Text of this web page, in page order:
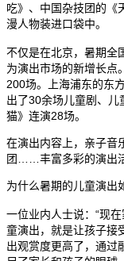
吃》、中国杂技团的《
漫人物装进口袋中。
不仅是在北京，暑期全
为演出市场的新增长点
200场。上海浦东的东
出了30余场儿童剧、儿
猫》连演28场。
在演出内容上，亲子音
团……丰富多彩的演出
为什么暑期的儿童演出
一位业内人士说：“现
童演出，就是让孩子接
出观赏度更高了，通过